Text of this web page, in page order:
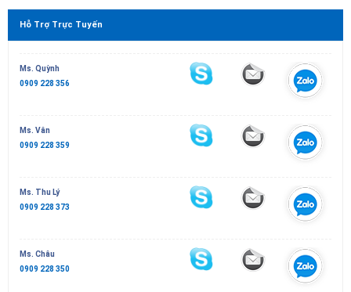
Hỗ Trợ Trực Tuyến
Ms. Quỳnh
0909 228 356
Ms. Vân
0909 228 359
Ms. Thu Lý
0909 228 373
Ms. Châu
0909 228 350